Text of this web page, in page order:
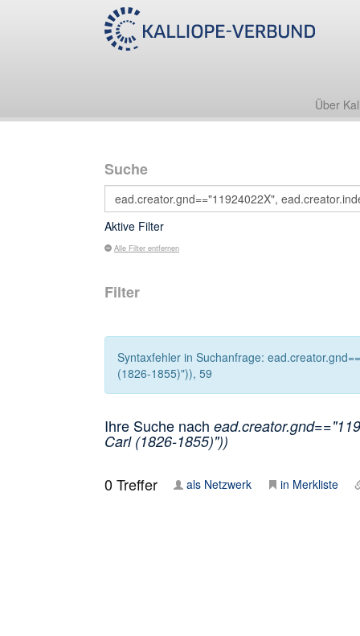
Über
Suche
Aktive Filter
Alle Filter entfernen
Filter
Syntaxfehler in Suchanfrage:
(1826-1855)")), 59
Ihre Suche nach
Carl (1826-1855)"))
0Treffer als Netzwerk in Merkliste